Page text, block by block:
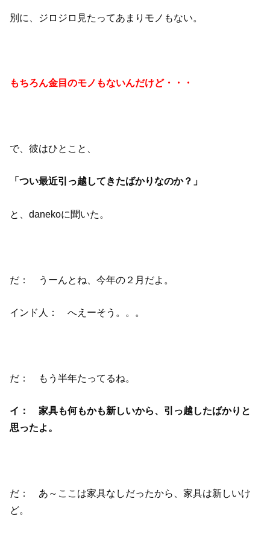
別に、ジロジロ見たってあまりモノもない。
もちろん金目のモノもないんだけど・・・
で、彼はひとこと、
「つい最近引っ越してきたばかりなのか？」
と、danekoに聞いた。
だ： うーんとね、今年の２月だよ。
インド人： へえーそう。。。
だ： もう半年たってるね。
イ： 家具も何もかも新しいから、引っ越したばかりと
思ったよ。
だ： あ～ここは家具なしだったから、家具は新しいけ
ど。